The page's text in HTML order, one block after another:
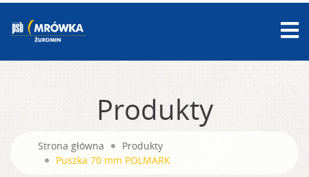
Produkty
Strona główna
Produkty
Puszka 70 mm POLMARK